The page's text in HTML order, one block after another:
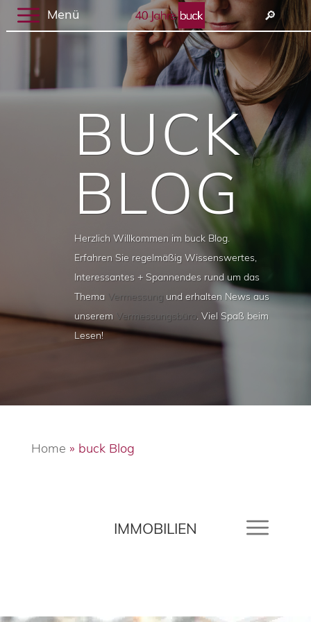
Menü 🔎︎
BUCK
BLOG
Herzlich Willkommen im buck Blog.
Erfahren Sie regelmäßig Wissenswertes,
Interessantes + Spannendes rund um das
Thema Vermessung und erhalten News aus
unserem Vermessungsbüro. Viel Spaß beim
Lesen!
Home » buck Blog
IMMOBILIEN